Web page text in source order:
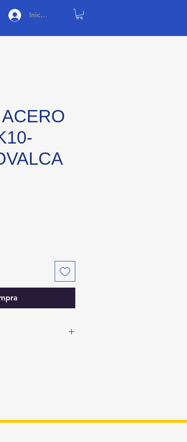
Iniciar sesión